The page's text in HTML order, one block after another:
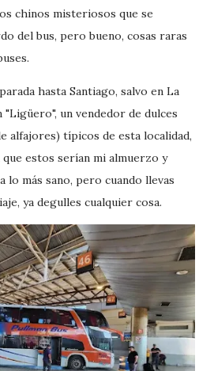
chinos misteriosos que se
del bus, pero bueno, cosas raras
hasta Santiago, salvo en La
"Ligüero", un vendedor de dulces
alfajores) típicos de esta localidad,
estos serían mi almuerzo y
lo más sano, pero cuando llevas
ya degulles cualquier cosa.